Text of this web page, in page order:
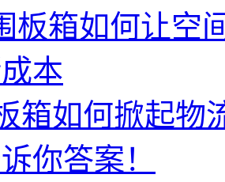
板箱如何让空
本
箱如何掀起物
你答案！